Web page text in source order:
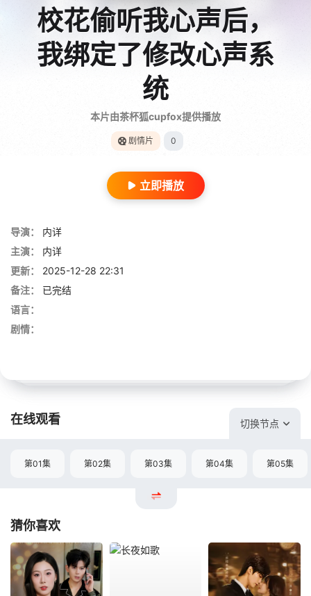
校花偷听我心声后，
我绑定了修改心声系
统
本片由茶杯狐cupfox提供播放
剧情片 0
立即播放
导演：
内详
主演：
内详
更新：
2025-12-28 22:31
备注：
已完结
语言：
剧情：
在线观看 切换节点
第01集 第02集 第03集 第04集 第05集
猜你喜欢